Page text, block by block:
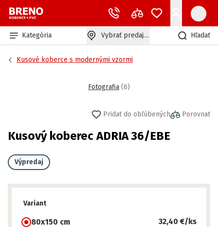
Kategória Vybrať predajňu Hľadať
Kusové koberce s modernými vzormi
Fotografia (6)
Pridať do obľúbených Porovnať
Kusový koberec ADRIA 36/EBE
Výpredaj
Variant
80x150 cm 32,40 €/ks